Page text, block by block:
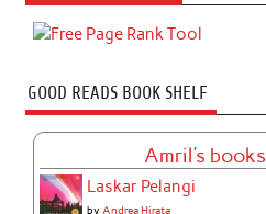
GOOD READS BOOK SHELF
Amril's books
Laskar Pelangi
byAndrea Hirata